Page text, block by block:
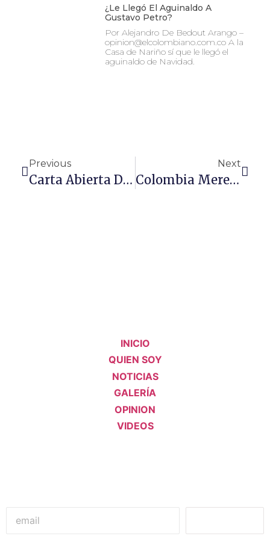
¿Le Llegó El Aguinaldo A
Gustavo Petro?
Por Alejandro De Bedout Arango –
opinion@elcolombiano.com.co A la
Casa de Nariño sí que le llegó el
aguinaldo de Navidad.
Previous
Carta Abierta De Un Abelardista A Todos Los Colombianos
Next
Colombia Merece Un Vice Profesor
INICIO
QUIEN SOY
NOTICIAS
GALERÍA
OPINION
VIDEOS